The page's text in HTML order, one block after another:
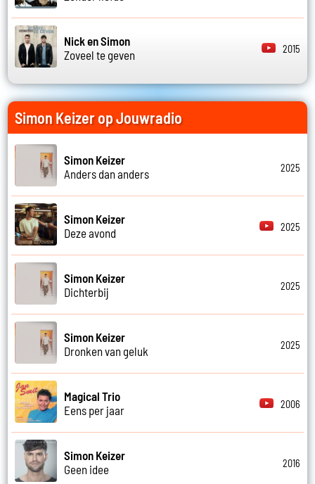
Nick en Simon
Zoveel te geven
2015
Simon Keizer op Jouwradio
Simon Keizer
Anders dan anders
2025
Simon Keizer
Deze avond
2025
Simon Keizer
Dichterbij
2025
Simon Keizer
Dronken van geluk
2025
Magical Trio
Eens per jaar
2006
Simon Keizer
Geen idee
2016